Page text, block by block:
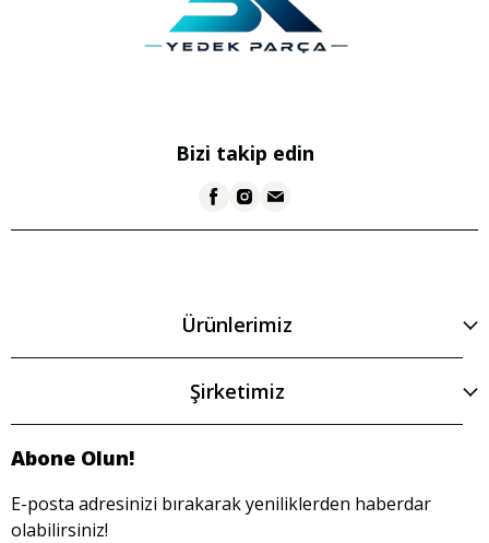
Bizi takip edin
Ürünlerimiz
Şirketimiz
Abone Olun!
E-posta adresinizi bırakarak yeniliklerden haberdar
olabilirsiniz!